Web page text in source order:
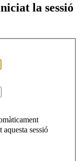
la sessió
sessió